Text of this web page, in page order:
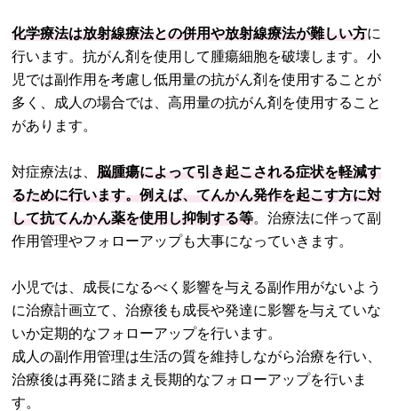
化学療法は放射線療法との併用や放射線療法が難しい方に
行います。抗がん剤を使用して腫瘍細胞を破壊します。小
児では副作用を考慮し低用量の抗がん剤を使用することが
多く、成人の場合では、高用量の抗がん剤を使用すること
があります。
対症療法は、 脳腫瘍によって引き起こされる症状を軽減す
るために行います。例えば、てんかん発作を起こす方に対
して抗てんかん薬を使用し抑制する等。治療法に伴って副
作用管理やフォローアップも大事になっていきます。
小児では、成長になるべく影響を与える副作用がないよう
に治療計画立て、治療後も成長や発達に影響を与えていな
いか定期的なフォローアップを行います。
成人の副作用管理は生活の質を維持しながら治療を行い、
治療後は再発に踏まえ長期的なフォローアップを行いま
す。